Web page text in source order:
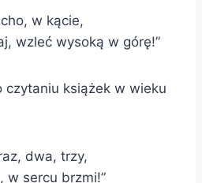
w kącie,
wzleć wysoką w górę!”
czytaniu książek w wieku
dwa, trzy,
w sercu brzmi!”